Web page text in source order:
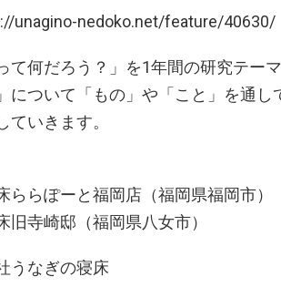
unagino-nedoko.net/feature/40630/
て何だろう？」を1年間の研究テー
について「もの」や「こと」を通し
ていきます。
ららぽーと福岡店（福岡県福岡市）
旧寺崎邸（福岡県八女市）
うなぎの寝床